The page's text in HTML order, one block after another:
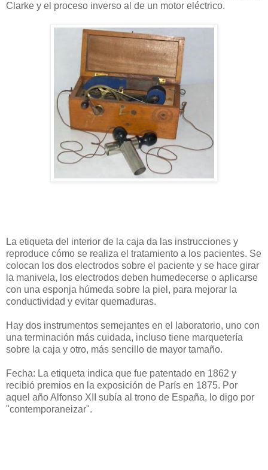
Clarke y el proceso inverso al de un motor eléctrico.
La etiqueta del interior de la caja da las instrucciones y
reproduce cómo se realiza el tratamiento a los pacientes. Se
colocan los dos electrodos sobre el paciente y se hace girar
la manivela, los electrodos deben humedecerse o aplicarse
con una esponja húmeda sobre la piel, para mejorar la
conductividad y evitar quemaduras.
Hay dos instrumentos semejantes en el laboratorio, uno con
una terminación más cuidada, incluso tiene marquetería
sobre la caja y otro, más sencillo de mayor tamaño.
Fecha: La etiqueta indica que fue patentado en 1862 y
recibió premios en la exposición de París en 1875. Por
aquel año Alfonso XII subía al trono de España, lo digo por
"contemporaneizar".